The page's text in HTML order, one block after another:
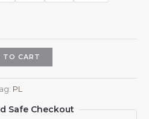
TO CART
PL
Safe Checkout